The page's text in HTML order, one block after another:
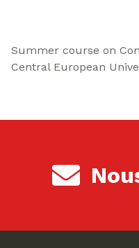
Summer course on
Central European